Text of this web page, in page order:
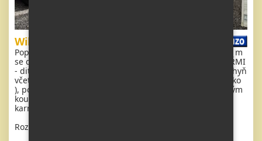
Willerby Caernarfon
Popis: Krásný, kompletně vybavený mobilheim 10,9 x 3,1m
se dvěma vchody, DVOJITÝMI ( izolačními ) OKNY A DVEŘMI
- dithermy. Obývací pokoj, jídelní kout ( rozkládací ), kuchyň
včetně spotřebičů, ložnice ( dvoulůžko ), pokoj ( dvoulůžko
), pokoj ( 2 lůžka - patrová postel ), koupelna se sprchovým
koutem s pevnou zástěnou + wc. Plynový krb , plynová
karma na ohřev vody.
Rozměr: 10,9 x 3,1m